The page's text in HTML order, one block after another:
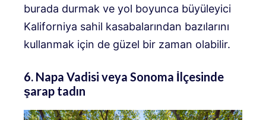
burada durmak ve yol boyunca büyüleyici
Kaliforniya sahil kasabalarından bazılarını
kullanmak için de güzel bir zaman olabilir.
6. Napa Vadisi veya Sonoma İlçesinde
şarap tadın